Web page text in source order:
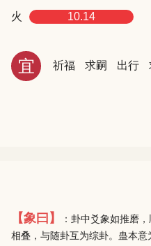
火 10.14
宜 祈福 求嗣 出行
【象曰】
：卦中爻象如推磨
相叠，与随卦互为综卦。蛊本